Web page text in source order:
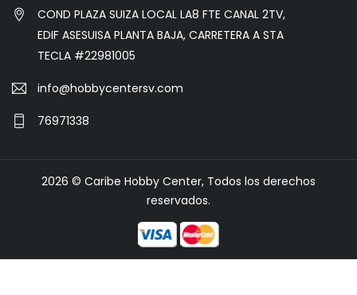
COND PLAZA SUIZA LOCAL LA8 FTE CANAL 2TV,
EDIF ASESUISA PLANTA BAJA, CARRETERA A STA
TECLA #22981005
info@hobbycentersv.com
76971338
2026 © Caribe Hobby Center, Todos los derechos
reservados.